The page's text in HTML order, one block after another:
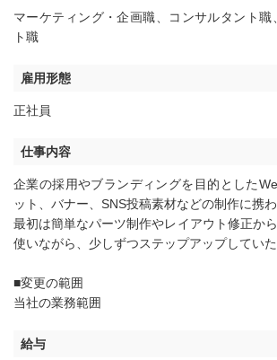
マーケティング・企画職 コンサルタント職
ト職
雇用形態
正社員
仕事内容
企業の採用やブランディングを目的とした
ット、バナー、SNS投稿素材などの制作に携わ
最初は簡単なパーツ制作やレイアウト修正か
使いながら、少しずつステップアップしていた
■変更の範囲
当社の業務範囲
給与